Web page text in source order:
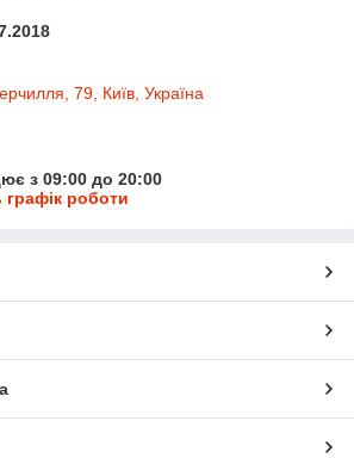
79, Київ, Україна
з 09:00 до 20:00
графік роботи